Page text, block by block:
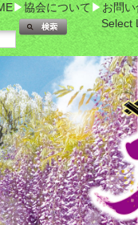
協会について
お問
Select